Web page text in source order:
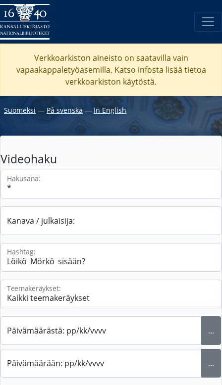
Verkkoarkiston aineisto on saatavilla vain
vapaakappaletyöasemilla. Katso infosta lisää tietoa
verkkoarkiston käytöstä.
Suomeksi ― På svenska ― In English
Videohaku
Hakusana:
Kanava / julkaisija:
Hashtag:
Teemakeräykset:
Päivämäärästä: pp/kk/vvvv ...
Päivämäärään: pp/kk/vvvv ...